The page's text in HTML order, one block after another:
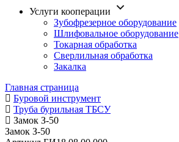
Услуги кооперации
Зубофрезерное оборудование
Шлифовальное оборудование
Токарная обработка
Cверлильная обработка
Закалка
Главная страница
Буровой инструмент
Труба бурильная ТБСУ
Замок З-50
Замок З-50